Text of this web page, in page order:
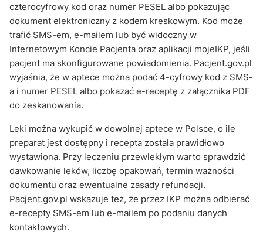
czterocyfrowy kod oraz numer PESEL albo pokazując
dokument elektroniczny z kodem kreskowym. Kod może
trafić SMS-em, e-mailem lub być widoczny w
Internetowym Koncie Pacjenta oraz aplikacji mojeIKP, jeśli
pacjent ma skonfigurowane powiadomienia. Pacjent.gov.pl
wyjaśnia, że w aptece można podać 4-cyfrowy kod z SMS-
a i numer PESEL albo pokazać e-receptę z załącznika PDF
do zeskanowania.
Leki można wykupić w dowolnej aptece w Polsce, o ile
preparat jest dostępny i recepta została prawidłowo
wystawiona. Przy leczeniu przewlekłym warto sprawdzić
dawkowanie leków, liczbę opakowań, termin ważności
dokumentu oraz ewentualne zasady refundacji.
Pacjent.gov.pl wskazuje też, że przez IKP można odbierać
e-recepty SMS-em lub e-mailem po podaniu danych
kontaktowych.